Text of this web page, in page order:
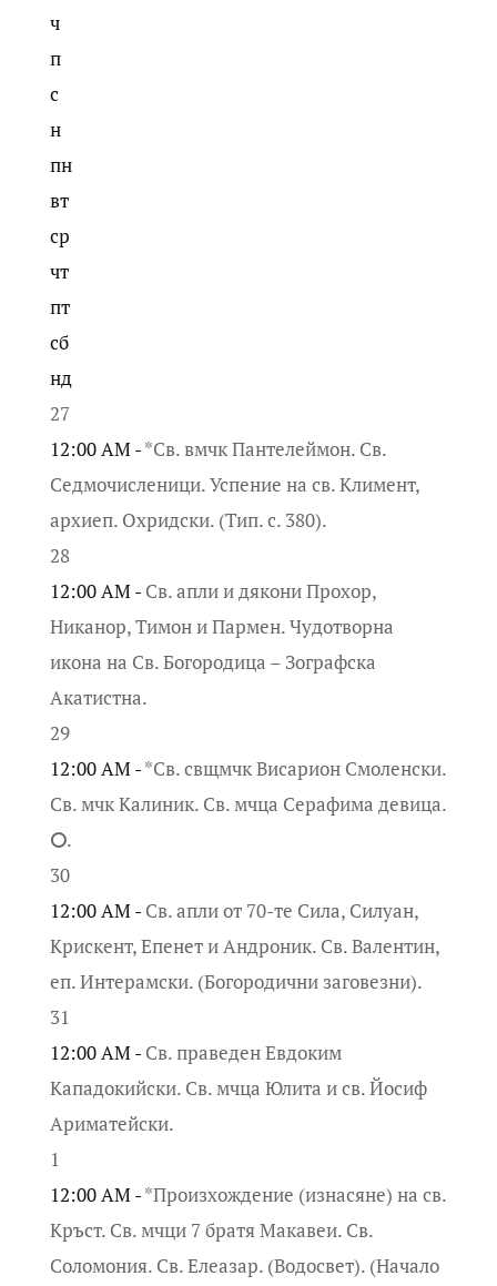
ч
п
с
н
пн
вт
ср
чт
пт
сб
нд
27
12:00 AM -*Св. вмчк Пантелеймон. Св.
Седмочисленици. Успение на св. Климент,
архиеп. Охридски. (Тип. с. 380).
28
12:00 AM - Св. апли и дякони Прохор,
Никанор, Тимон и Пармен. Чудотворна
икона на Св. Богородица – Зографска
Акатистна.
29
12:00 AM -*Св. свщмчк Висарион Смоленски.
Св. мчк Калиник. Св. мчца Серафима девица.
⭘.
30
12:00 AM - Св. апли от 70-те Сила, Силуан,
Крискент, Епенет и Андроник. Св. Валентин,
еп. Интерамски. (Богородични заговезни).
31
12:00 AM - Св. праведен Евдоким
Кападокийски. Св. мчца Юлита и св. Йосиф
Ариматейски.
1
12:00 AM -*Произхождение (изнасяне) на св.
Кръст. Св. мчци 7 братя Макавеи. Св.
Соломония. Св. Елеазар. (Водосвет). (Начало